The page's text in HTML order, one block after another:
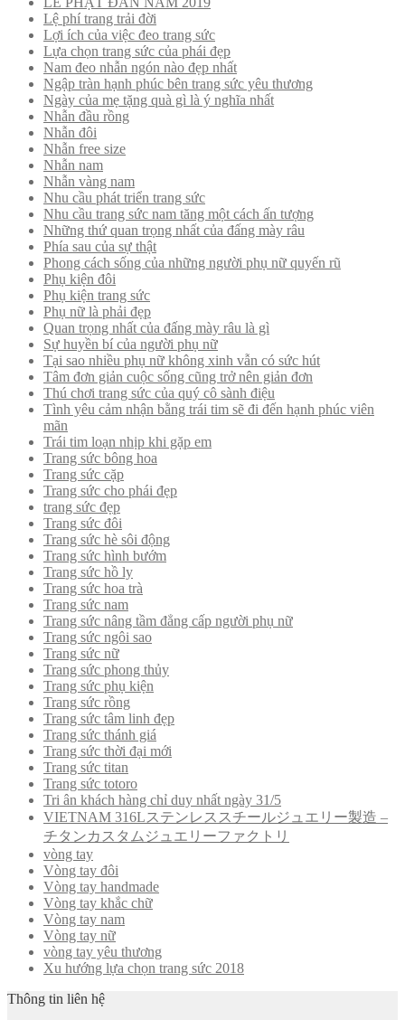
Lệ phí trang trải đời
Lợi ích của việc đeo trang sức
Lựa chọn trang sức của phái đẹp
Nam đeo nhẫn ngón nào đẹp nhất
Ngập tràn hạnh phúc bên trang sức yêu thương
Ngày của mẹ tặng quà gì là ý nghĩa nhất
Nhẫn đầu rồng
Nhẫn đôi
Nhẫn free size
Nhẫn nam
Nhẫn vàng nam
Nhu cầu phát triển trang sức
Nhu cầu trang sức nam tăng một cách ấn tượng
Những thứ quan trọng nhất của đấng mày râu
Phía sau của sự thật
Phong cách sống của những người phụ nữ quyến rũ
Phụ kiện đôi
Phụ kiện trang sức
Phụ nữ là phải đẹp
Quan trọng nhất của đấng mày râu là gì
Sự huyền bí của người phụ nữ
Tại sao nhiều phụ nữ không xinh vẫn có sức hút
Tâm đơn giản cuộc sống cũng trở nên giản đơn
Thú chơi trang sức của quý cô sành điệu
Tình yêu cảm nhận bằng trái tim sẽ đi đến hạnh phúc viên
mãn
Trái tim loạn nhịp khi gặp em
Trang sức bông hoa
Trang sức cặp
Trang sức cho phái đẹp
trang sức đẹp
Trang sức đôi
Trang sức hè sôi động
Trang sức hình bướm
Trang sức hồ ly
Trang sức hoa trà
Trang sức nam
Trang sức nâng tầm đẳng cấp người phụ nữ
Trang sức ngôi sao
Trang sức nữ
Trang sức phong thủy
Trang sức phụ kiện
Trang sức rồng
Trang sức tâm linh đẹp
Trang sức thánh giá
Trang sức thời đại mới
Trang sức titan
Trang sức totoro
Tri ân khách hàng chỉ duy nhất ngày 31/5
VIETNAM 316Lステンレススチールジュエリー製造 –
チタンカスタムジュエリーファクトリ
vòng tay
Vòng tay đôi
Vòng tay handmade
Vòng tay khắc chữ
Vòng tay nam
Vòng tay nữ
vòng tay yêu thương
Xu hướng lựa chọn trang sức 2018
Thông tin liên hệ